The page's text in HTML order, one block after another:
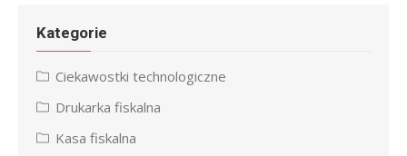
Kategorie
Ciekawostki technologiczne
Drukarka fiskalna
Kasa fiskalna